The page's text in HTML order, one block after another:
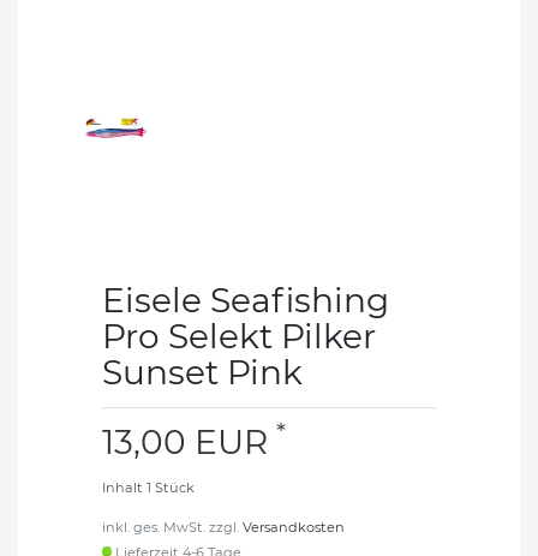
Eisele Seafishing
Pro Selekt Pilker
Sunset Pink
13,00 EUR *
Inhalt 1 Stück
inkl. ges. MwSt. zzgl. Versandkosten
Lieferzeit 4-6 Tage